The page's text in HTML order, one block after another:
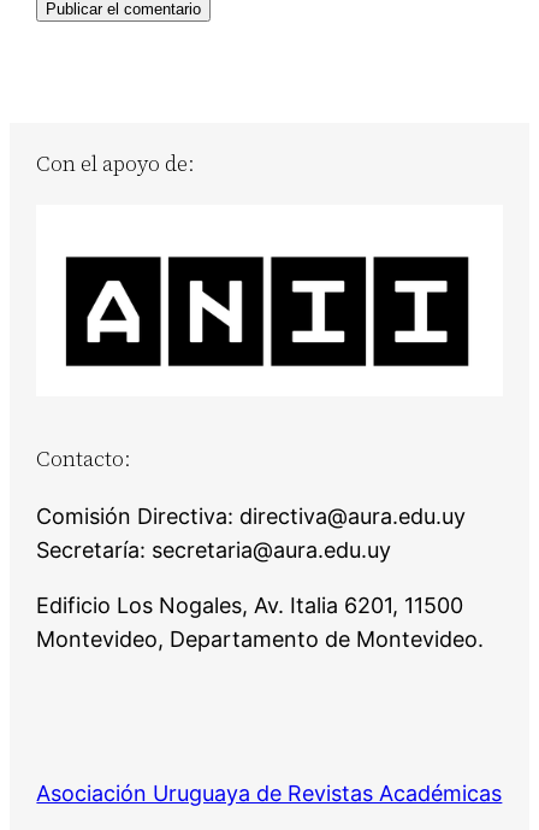
Con el apoyo de:
Contacto:
Comisión Directiva: directiva@aura.edu.uy
Secretaría: secretaria@aura.edu.uy
Edificio Los Nogales, Av. Italia 6201, 11500
Montevideo, Departamento de Montevideo.
Asociación Uruguaya de Revistas Académicas